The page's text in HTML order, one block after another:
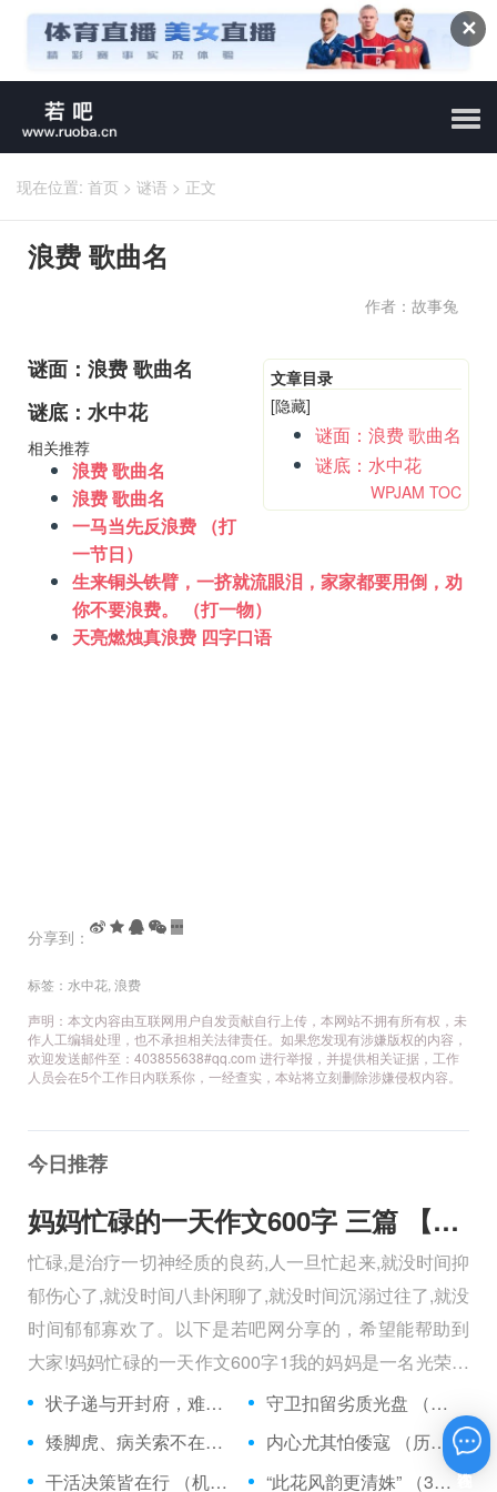
✕
现在位置: 首页 > 谜语 > 正文
浪费 歌曲名
作者：故事兔
文章目录
[隐藏]
谜面：浪费 歌曲名
谜底：水中花
WPJAM TOC
谜面：浪费 歌曲名
谜底：水中花
相关推荐
浪费 歌曲名
浪费 歌曲名
一马当先反浪费 （打
一节日）
生来铜头铁臂，一挤就流眼泪，家家都要用倒，劝
你不要浪费。 （打一物）
天亮燃烛真浪费 四字口语
分享到：
标签： 水中花 浪费
声明：本文内容由互联网用户自发贡献自行上传，本网站不拥有所有权，未
作人工编辑处理，也不承担相关法律责任。如果您发现有涉嫌版权的内容，
欢迎发送邮件至：403855638#qq.com 进行举报，并提供相关证据，工作
人员会在5个工作日内联系你，一经查实，本站将立刻删除涉嫌侵权内容。
今日推荐
妈妈忙碌的一天作文600字 三篇 【600字】
忙碌,是治疗一切神经质的良药,人一旦忙起来,就没时间抑
郁伤心了,就没时间八卦闲聊了,就没时间沉溺过往了,就没
时间郁郁寡欢了。以下是若吧网分享的，希望能帮助到
大家!妈妈忙碌的一天作文600字1我的妈妈是一名光荣的
人民警察，她总有做不完的事情。
状子递与开封府，难忍怒气心中生 （5字口语）
守卫扣留劣质光盘 （5字常言）
矮脚虎、病关索不在，智多星、行者前往此处 （七字俗语）
内心尤其怕倭寇 （历法用语一卷帘）
干活决策皆在行 （机构简称二）
“此花风韵更清姝” （3字手机品牌）